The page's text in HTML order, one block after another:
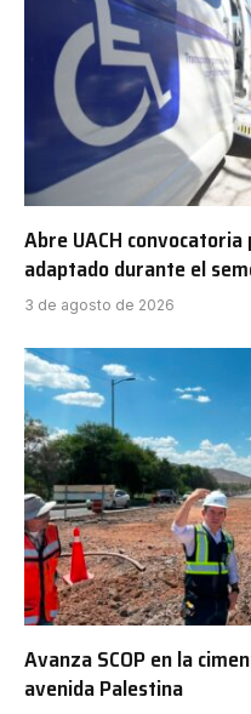
Abre UACH
adaptado durante el
3 de agosto de 2026
Avanza SCOP en la
avenida Palestina